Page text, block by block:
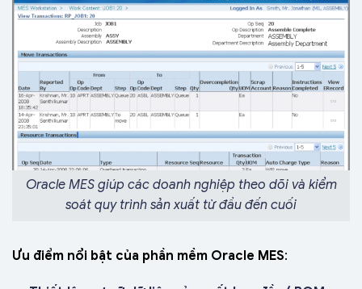
Oracle MES giúp các doanh nghiệp theo dõi và kiểm
soát quy trình sản xuất từ đầu đến cuối
Ưu điểm nổi bật của phần mềm Oracle MES: